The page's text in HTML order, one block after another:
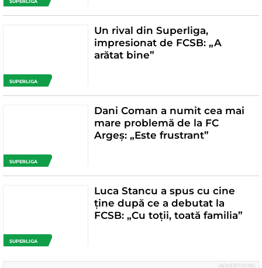
SUPERLIGA
SUPERLIGA
Un rival din Superliga,
impresionat de FCSB: „A
arătat bine”
SUPERLIGA
Dani Coman a numit cea mai
mare problemă de la FC
Argeș: „Este frustrant”
SUPERLIGA
Luca Stancu a spus cu cine
ține după ce a debutat la
FCSB: „Cu toții, toată familia”